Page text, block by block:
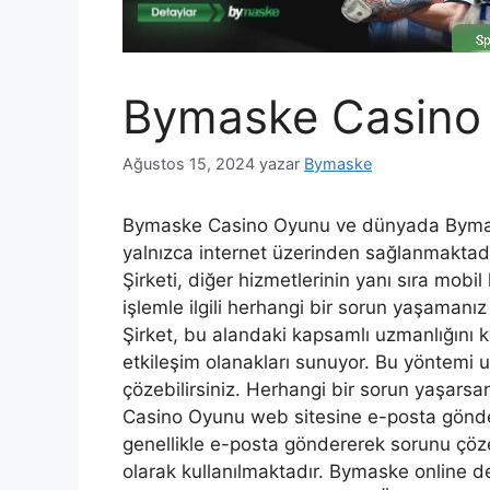
Bymaske
Ağustos 15, 2024 yazar Bymaske
Bymaske Casino Oyunu ve dünyada
yalnızca internet üzerinden
Şirketi, diğer hizmetlerinin yanı sıra
işlemle ilgili herhangi bir sorun
Şirket, bu alandaki kapsamlı
etkileşim olanakları sunuyor. Bu yöntemi
çözebilirsiniz. Herhangi bir sorun
Casino Oyunu web sitesine e-posta
genellikle e-posta göndererek sorunu
olarak kullanılmaktadır. Bymaske online